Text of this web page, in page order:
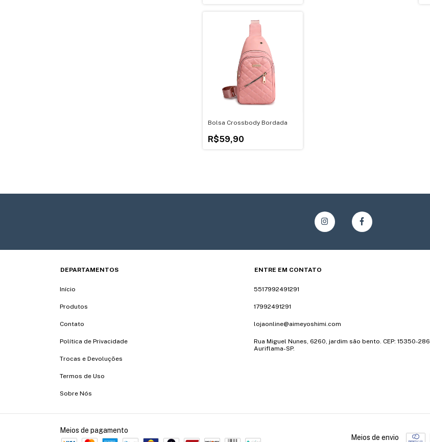
Bolsa Crossbody Bordada
R$59,90
DEPARTAMENTOS
Início
Produtos
Contato
Política de Privacidade
Trocas e Devoluções
Termos de Uso
Sobre Nós
ENTRE EM CONTATO
5517992491291
17992491291
lojaonline@aimeyoshimi.com
Rua Miguel Nunes, 6260, jardim são bento. CEP: 15350-286,
Auriflama-SP.
Meios de pagamento
Meios de envio